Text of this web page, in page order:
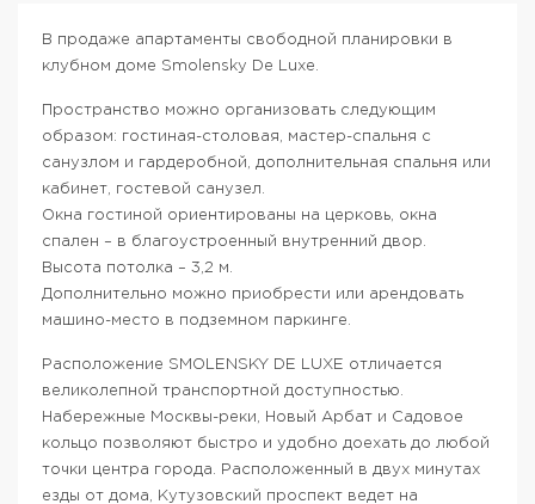
В продаже апартаменты свободной планировки в
клубном доме Smolensky De Luxe.
Пространство можно организовать следующим
образом: гостиная-столовая, мастер-спальня с
санузлом и гардеробной, дополнительная спальня или
кабинет, гостевой санузел.
Окна гостиной ориентированы на церковь, окна
спален – в благоустроенный внутренний двор.
Высота потолка – 3,2 м.
Дополнительно можно приобрести или арендовать
машино-место в подземном паркинге.
Расположение SMOLENSKY DE LUXE отличается
великолепной транспортной доступностью.
Набережные Москвы-реки, Новый Арбат и Садовое
кольцо позволяют быстро и удобно доехать до любой
точки центра города. Расположенный в двух минутах
езды от дома, Кутузовский проспект ведет на